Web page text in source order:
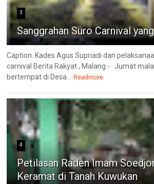
3
Sanggrahan Suro Carnival
Caption. Kades Agus Supriadi dan
carnival Berita Rakyat , Malang - Jumat
bertempat di Desa... Readmore
4
Petilasan Raden Imam
Keramat di Tanah Kuwukan